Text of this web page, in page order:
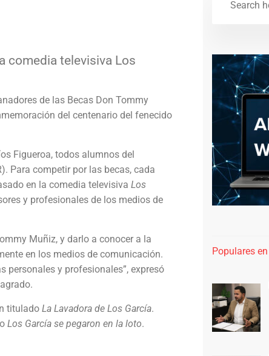
comedia televisiva Los
de las Becas Don Tommy
del centenario del fenecido
Figueroa, todos alumnos del
Para competir por las becas, cada
en la comedia televisiva Los
y profesionales de los medios de
Muñiz, y darlo a conocer a la
en los medios de comunicación.
personales y profesionales”, expresó
titulado La Lavadora de Los García.
Los García se pegaron en la loto.
Populares